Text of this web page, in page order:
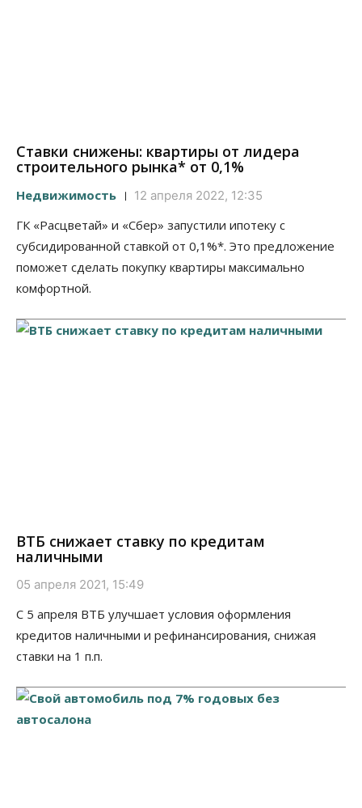
Ставки снижены: квартиры от лидера
строительного рынка* от 0,1%
Недвижимость 12 апреля 2022, 12:35
ГК «Расцветай» и «Сбер» запустили ипотеку с
субсидированной ставкой от 0,1%*. Это предложение
поможет сделать покупку квартиры максимально
комфортной.
ВТБ снижает ставку по кредитам
наличными
05 апреля 2021, 15:49
С 5 апреля ВТБ улучшает условия оформления
кредитов наличными и рефинансирования, снижая
ставки на 1 п.п.